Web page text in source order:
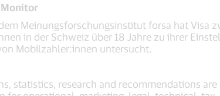
Monitor
Meinungsforschungsinstitut forsa hat Visa
in der Schweiz über 18 Jahre zu ihrer
Mobilzahler:innen untersucht.
statistics, research and recommendations